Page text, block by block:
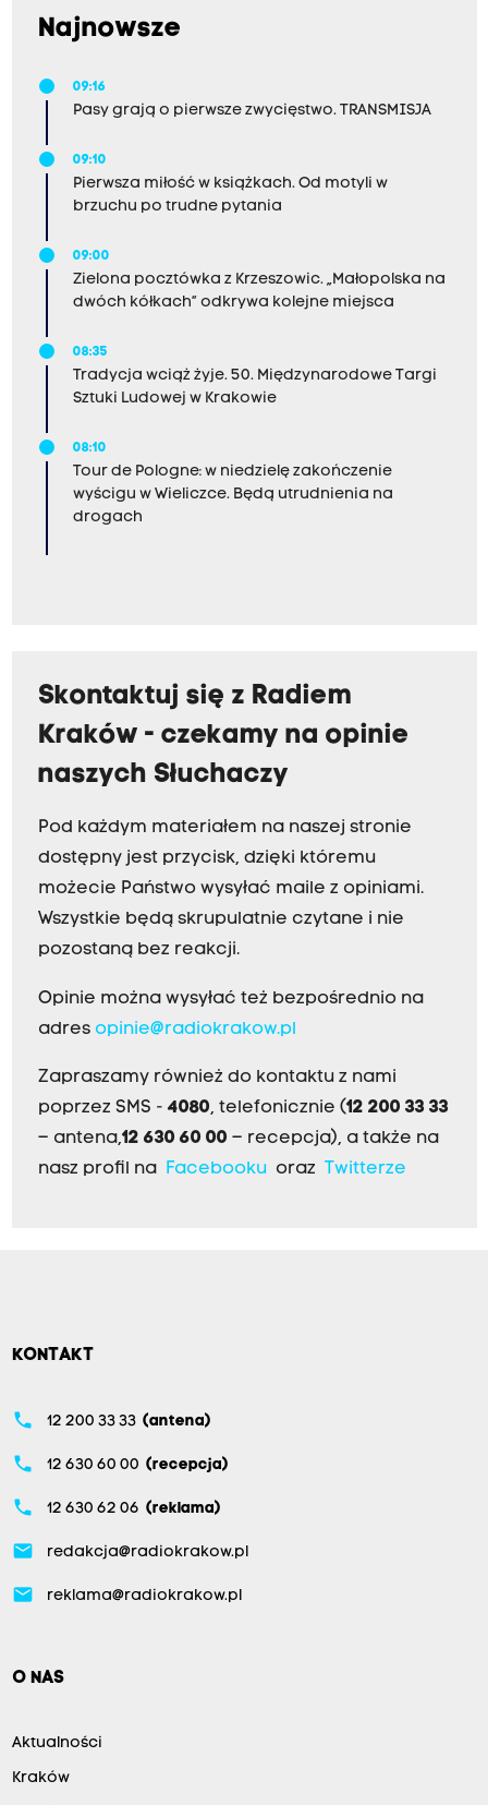
Najnowsze
09:16
Pasy grają o pierwsze zwycięstwo. TRANSMISJA
09:10
Pierwsza miłość w książkach. Od motyli w
brzuchu po trudne pytania
09:00
Zielona pocztówka z Krzeszowic. „Małopolska na
dwóch kółkach” odkrywa kolejne miejsca
08:35
Tradycja wciąż żyje. 50. Międzynarodowe Targi
Sztuki Ludowej w Krakowie
08:10
Tour de Pologne: w niedzielę zakończenie
wyścigu w Wieliczce. Będą utrudnienia na
drogach
Skontaktuj się z Radiem
Kraków - czekamy na opinie
naszych Słuchaczy
Pod każdym materiałem na naszej stronie
dostępny jest przycisk, dzięki któremu
możecie Państwo wysyłać maile z opiniami.
Wszystkie będą skrupulatnie czytane i nie
pozostaną bez reakcji.
Opinie można wysyłać też bezpośrednio na
adres opinie@radiokrakow.pl
Zapraszamy również do kontaktu z nami
poprzez SMS - 4080, telefonicznie (12 200 33 33
– antena,12 630 60 00 – recepcja), a także na
nasz profil na
Facebookuoraz Twitterze
KONTAKT
phone 12 200 33 33 (antena)
phone 12 630 60 00 (recepcja)
phone 12 630 62 06 (reklama)
email redakcja@radiokrakow.pl
email reklama@radiokrakow.pl
O NAS
Aktualności
Kraków